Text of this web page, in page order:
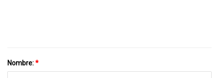
Nombre:*